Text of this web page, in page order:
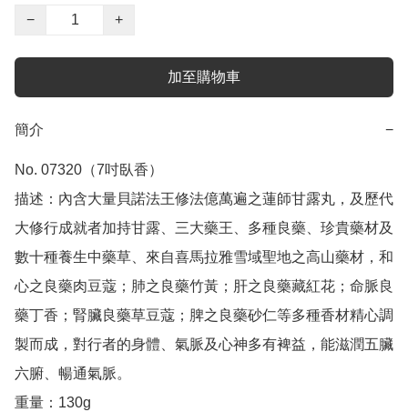
−
+
加至購物車
簡介 −
No. 07320（7吋臥香）
描述：內含大量貝諾法王修法億萬遍之蓮師甘露丸，及歷代
大修行成就者加持甘露、三大藥王、多種良藥、珍貴藥材及
數十種養生中藥草、來自喜馬拉雅雪域聖地之高山藥材，和
心之良藥肉豆蔻；肺之良藥竹黃；肝之良藥藏紅花；命脈良
藥丁香；腎臟良藥草豆蔻；脾之良藥砂仁等多種香材精心調
製而成，對行者的身體、氣脈及心神多有裨益，能滋潤五臟
六腑、暢通氣脈。
重量：130g